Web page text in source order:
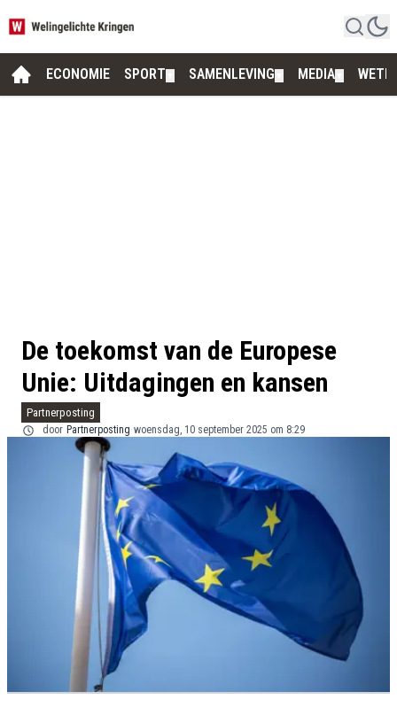
ECONOMIE SPORT SAMENLEVING MEDIA
De toekomst van de Europese
Unie: Uitdagingen en kansen
Partnerposting
door Partnerposting woensdag, 10 september 2025 om 8:29